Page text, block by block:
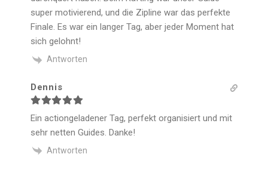
super motivierend, und die Zipline war das perfekte
Finale. Es war ein langer Tag, aber jeder Moment hat
sich gelohnt!
Antworten
Dennis
Ein actiongeladener Tag, perfekt organisiert und mit
sehr netten Guides. Danke!
Antworten